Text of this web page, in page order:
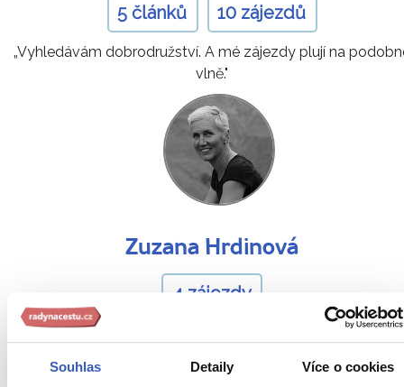
Souhlas Detaily Více o cookies
5 článků 10 zájezdů
„Vyhledávám dobrodružství. A mé zájezdy plují na
vlně."
Zuzana Hrdinová
4 zájezdy
„Cestování není jen poznávání nových míst, ale objevování